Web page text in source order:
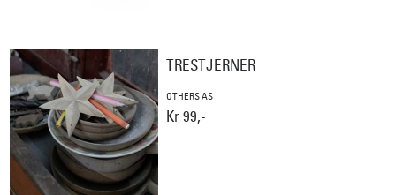
TRESTJERNER
OTHERS AS
Kr 99,-